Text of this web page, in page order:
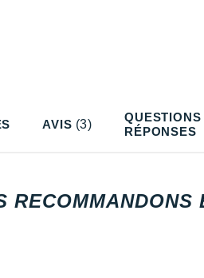
AVIS (3)
QUESTIONS
RÉPONSES
RECOMMANDONS